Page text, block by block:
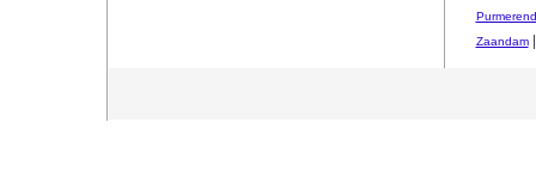
Purmerend
Zaandam